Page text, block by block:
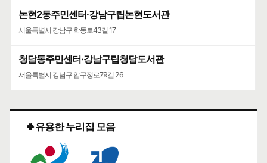
논현2동주민센터·강남구립논현도서관
서울특별시 강남구 학동로43길 17
청담동주민센터·강남구립청담도서관
서울특별시 강남구 압구정로79길 26
🍀유용한 누리집 모음